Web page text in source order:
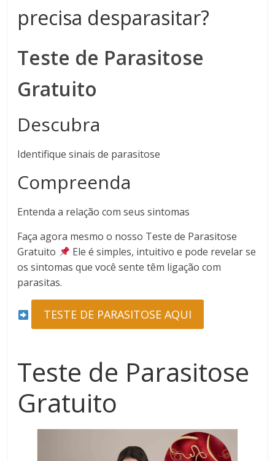
precisa desparasitar?
Teste de Parasitose
Gratuito
Descubra
Identifique sinais de parasitose
Compreenda
Entenda a relação com seus sintomas
Faça agora mesmo o nosso Teste de Parasitose
Gratuito
Ele é simples, intuitivo e pode revelar se
os sintomas que você sente têm ligação com
parasitas.
TESTE DE PARASITOSE AQUI
Teste de Parasitose
Gratuito